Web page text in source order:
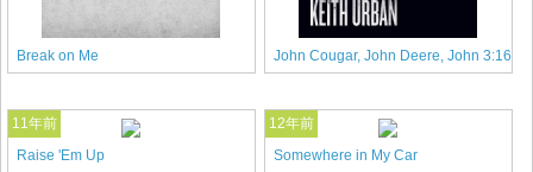
Break on Me John Cougar, John Deere, John 3:16
11年前
Raise 'Em Up
12年前
Somewhere in My Car